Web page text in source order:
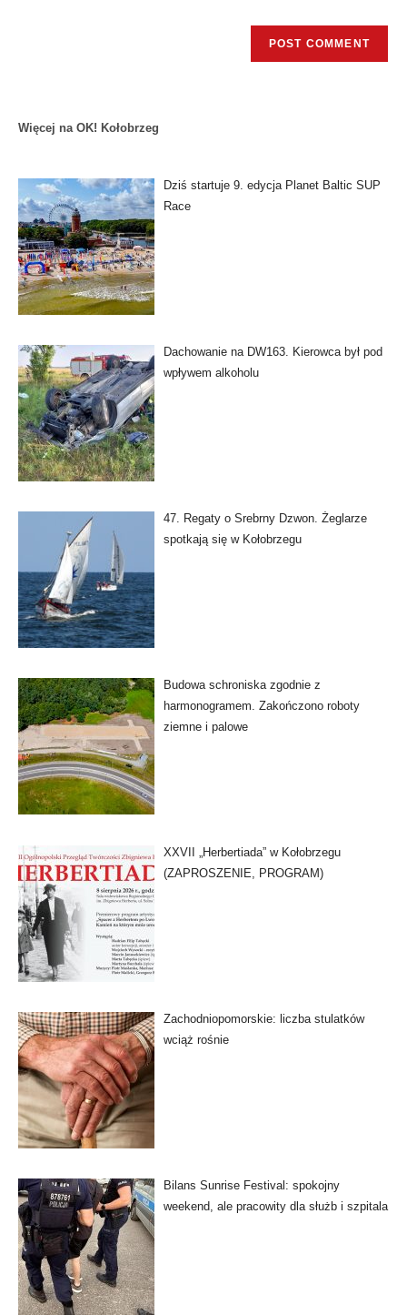
Więcej na OK! Kołobrzeg
Dziś startuje 9. edycja Planet Baltic SUP
Race
Dachowanie na DW163. Kierowca był pod
wpływem alkoholu
47. Regaty o Srebrny Dzwon. Żeglarze
spotkają się w Kołobrzegu
Budowa schroniska zgodnie z
harmonogramem. Zakończono roboty
ziemne i palowe
XXVII „Herbertiada” w Kołobrzegu
(ZAPROSZENIE, PROGRAM)
Zachodniopomorskie: liczba stulatków
wciąż rośnie
Bilans Sunrise Festival: spokojny
weekend, ale pracowity dla służb i szpitala